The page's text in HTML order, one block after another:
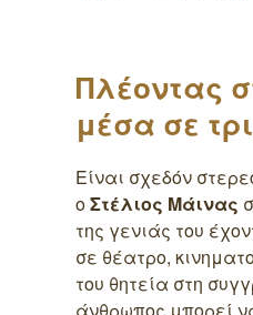
Πλέοντας
μέσα σε
Είναι σχεδόν
οΣτέλιος Μάινας
της γενιάς του
σε θέατρο,
του θητεία στη